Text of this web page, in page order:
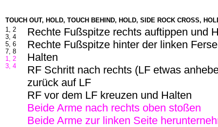
TOUCH OUT, HOLD, TOUCH BEHIND, HOLD, SIDE ROCK CROSS,
1, 2
3, 4
5, 6
7, 8
1, 2
3, 4
Rechte Fußspitze rechts auftippen und
Rechte Fußspitze hinter der linken
Halten
RF Schritt nach rechts (LF etwas
zurück auf LF
RF vor dem LF kreuzen und Halten
Beide Arme nach rechts oben stoßen
Beide Arme zur linken Seite